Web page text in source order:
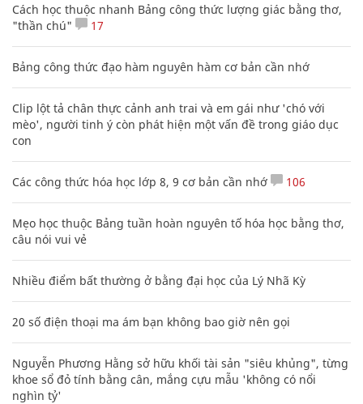
Cách học thuộc nhanh Bảng công thức lượng giác bằng thơ,
"thần chú"
17
Bảng công thức đạo hàm nguyên hàm cơ bản cần nhớ
Clip lột tả chân thực cảnh anh trai và em gái như 'chó với
mèo', người tinh ý còn phát hiện một vấn đề trong giáo dục
con
Các công thức hóa học lớp 8, 9 cơ bản cần nhớ 106
Mẹo học thuộc Bảng tuần hoàn nguyên tố hóa học bằng thơ,
câu nói vui vẻ
Nhiều điểm bất thường ở bằng đại học của Lý Nhã Kỳ
20 số điện thoại ma ám bạn không bao giờ nên gọi
Nguyễn Phương Hằng sở hữu khối tài sản "siêu khủng", từng
khoe sổ đỏ tính bằng cân, mắng cựu mẫu 'không có nổi
nghìn tỷ'